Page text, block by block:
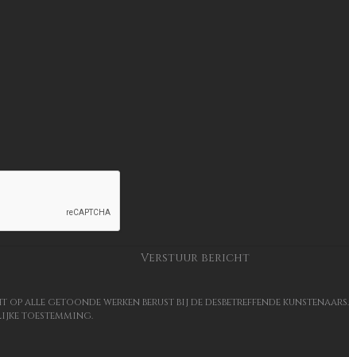
op alle getoonde werken berust bij de desbetreffende
toestemming.